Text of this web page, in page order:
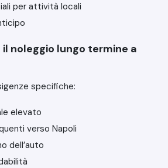
per attività locali
noleggio lungo termine a
specifiche:
elevato
verso Napoli
dell’auto